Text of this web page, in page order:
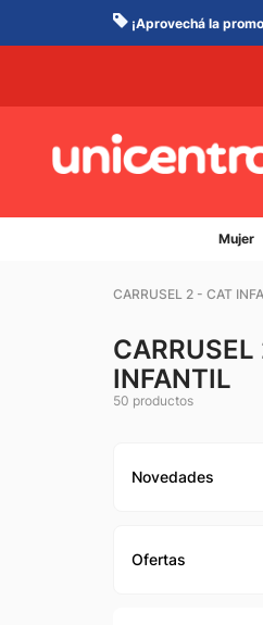
¡Aprovechá la
Mujer
CARRUSEL 2 - CAT
INFANTIL
50 productos
Novedades